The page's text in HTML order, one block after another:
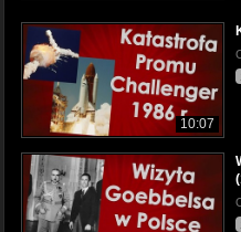
10:07